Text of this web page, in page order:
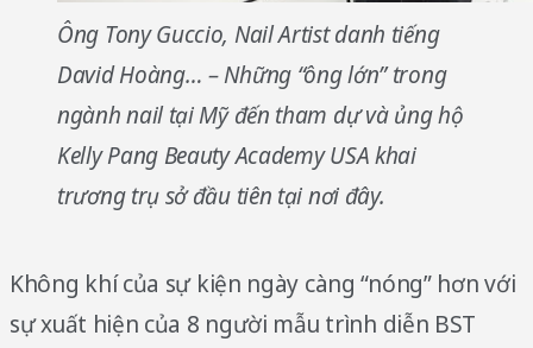
Ông Tony Guccio, Nail Artist danh tiếng
David Hoàng… – Những “ông lớn” trong
ngành nail tại Mỹ đến tham dự và ủng hộ
Kelly Pang Beauty Academy USA khai
trương trụ sở đầu tiên tại nơi đây.
Không khí của sự kiện ngày càng “nóng” hơn với
sự xuất hiện của 8 người mẫu trình diễn BST